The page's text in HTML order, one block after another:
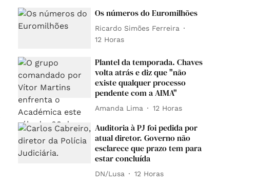
Os números do Euromilhões
Ricardo Simões Ferreira
12 Horas
Plantel da temporada. Chaves
volta atrás e diz que "não
existe qualquer processo
pendente com a AIMA"
Amanda Lima 12 Horas
Auditoria à PJ foi pedida por
atual diretor. Governo não
esclarece que prazo tem para
estar concluída
DN/Lusa 12 Horas